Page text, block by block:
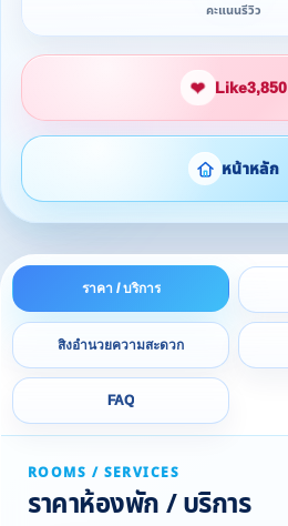
คะแนนรีวิว
❤ Like3,850
หน้าหลัก
ราคา / บริการ
สิ่งอำนวยความสะดวก
FAQ
ROOMS / SERVICES
ราคาห้องพัก / บริการ